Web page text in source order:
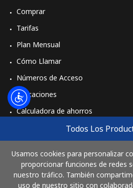
Todos Los
Usamos cookies para personalizar
proporcionar funciones de redes
nuestro tráfico. También
uso de nuestro sitio con
Comprar
Tarifas
Plan Mensual
Cómo Llamar
Números de Acceso
Aplicaciones
Calculadora de ahorros
Comprar
Cómo funciona